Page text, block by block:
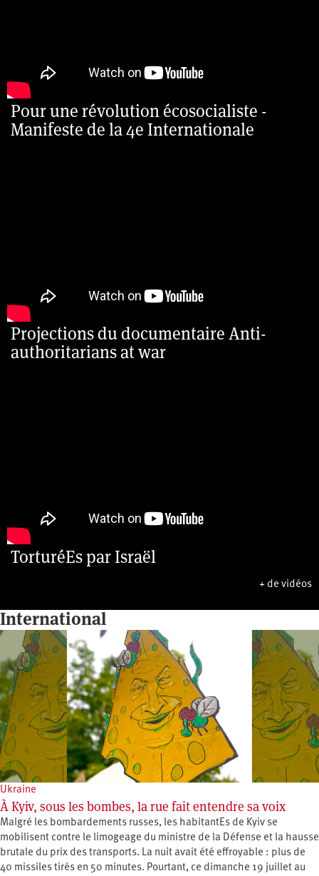
Pour une révolution écosocialiste -
Manifeste de la 4e Internationale
Projections du documentaire Anti-
authoritarians at war
TorturéEs par Israël
+ de vidéos
International
Ukraine
À Kyiv, sous les bombes, la rue fait entendre sa voix
Malgré les bombardements russes, les habitantEs de Kyiv se
mobilisent contre le limogeage du ministre de la Défense et la hausse
brutale du prix des transports. La nuit avait été effroyable : plus de
40 missiles tirés en 50 minutes. Pourtant, ce dimanche 19 juillet au